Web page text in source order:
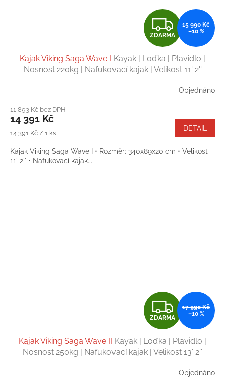
Z
D
A
R
A
ZDARMA
15 990 Kč
–10 %
Kajak Viking Saga Wave I
Kayak | Loďka | Plavidlo |
Nosnost 220kg | Nafukovací kajak | Velikost 11' 2''
Objednáno
11 893 Kč bez DPH
14 391 Kč
Měrná
14 391 Kč / 1 ks
DETAIL
Kajak Viking Saga Wave I • Rozměr: 340x89x20 cm • Velikost
11' 2'' • Nafukovací kajak...
Z
D
A
R
ZDARMA
17 990 Kč
–10 %
Kajak Viking Saga Wave II Kayak | Loďka | Plavidlo |
Nosnost 250kg | Nafukovací kajak | Velikost 13' 2''
Objednáno